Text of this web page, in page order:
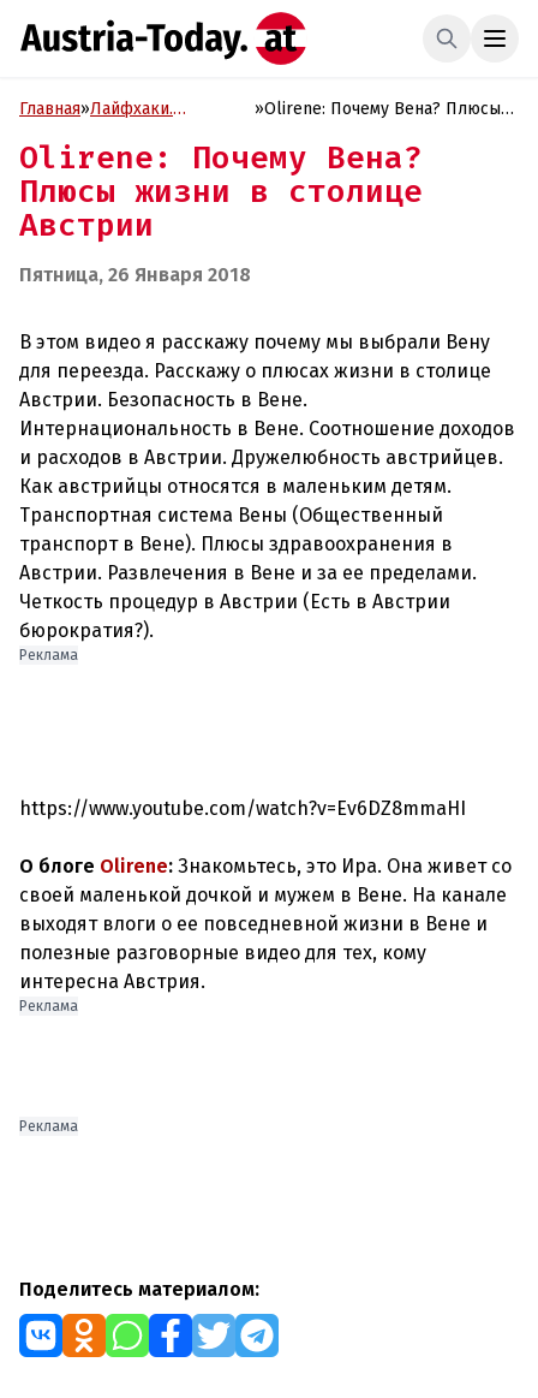
Главная»Лайфхаки.
видеоблог
»Olirene: Почему Вена? Плюсы
Olirene: Почему Вена?
Плюсы жизни в столице
Австрии
Пятница, 26 Января 2018
В этом видео я расскажу почему мы выбрали Вену
для переезда. Расскажу о плюсах жизни в столице
Австрии. Безопасность в Вене.
Интернациональность в Вене. Соотношение доходов
и расходов в Австрии. Дружелюбность австрийцев.
Как австрийцы относятся в маленьким детям.
Транспортная система Вены (Общественный
транспорт в Вене). Плюсы здравоохранения в
Австрии. Развлечения в Вене и за ее пределами.
Четкость процедур в Австрии (Есть в Австрии
Реклама
https://www.youtube.com/watch?v=Ev6DZ8mmaHI
О блоге Olirene: Знакомьтесь, это Ира. Она живет со
своей маленькой дочкой и мужем в Вене. На канале
выходят влоги о ее повседневной жизни в Вене и
полезные разговорные видео для тех, кому
интересна Австрия.
Реклама
Реклама
Поделитесь материалом: